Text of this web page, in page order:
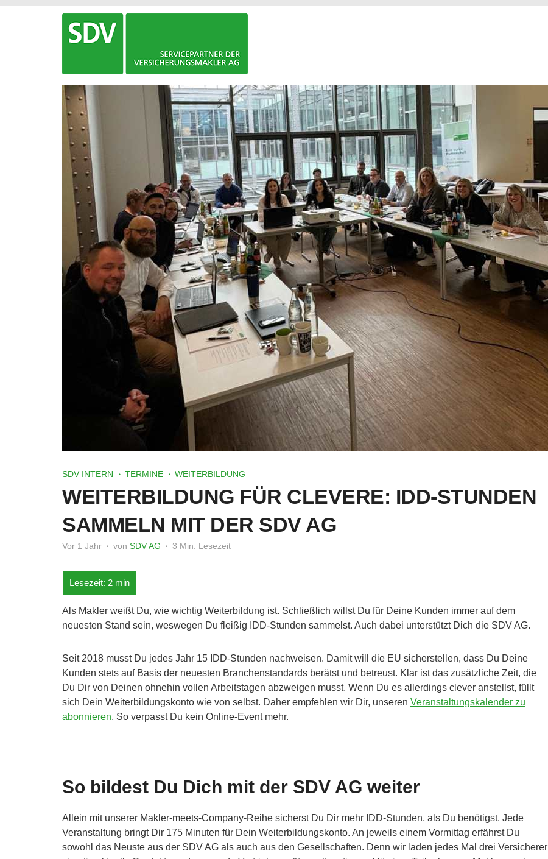
SDV INTERN TERMINE WEITERBILDUNG
WEITERBILDUNG FÜR CLEVERE: IDD-STUNDEN
SAMMELN MIT DER SDV AG
Vor 1 Jahr von SDV AG 3 Min. Lesezeit
Als Makler weißt Du, wie wichtig Weiterbildung ist. Schließlich willst Du für Deine Kunden immer auf dem
neuesten Stand sein, weswegen Du fleißig IDD-Stunden sammelst. Auch dabei unterstützt Dich die SDV AG.
Seit 2018 musst Du jedes Jahr 15 IDD-Stunden nachweisen. Damit will die EU sicherstellen, dass Du Deine
Kunden stets auf Basis der neuesten Branchenstandards berätst und betreust. Klar ist das zusätzliche Zeit, die
Du Dir von Deinen ohnehin vollen Arbeitstagen abzweigen musst. Wenn Du es allerdings clever anstellst, füllt
sich Dein Weiterbildungskonto wie von selbst. Daher empfehlen wir Dir, unseren Veranstaltungskalender zu
abonnieren. So verpasst Du kein Online-Event mehr.
So bildest Du Dich mit der SDV AG weiter
Allein mit unserer Makler-meets-Company-Reihe sicherst Du Dir mehr IDD-Stunden, als Du benötigst. Jede
Veranstaltung bringt Dir 175 Minuten für Dein Weiterbildungskonto. An jeweils einem Vormittag erfährst Du
sowohl das Neuste aus der SDV AG als auch aus den Gesellschaften. Denn wir laden jedes Mal drei Versicherer